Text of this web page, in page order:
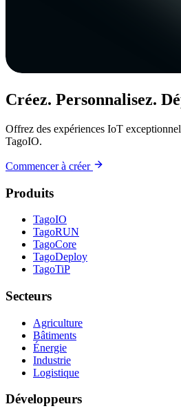
Créez. Personnalisez.
Offrez des expériences IoT
TagoIO.
Commencer à créer
Produits
TagoIO
TagoRUN
TagoCore
TagoDeploy
TagoTiP
Secteurs
Agriculture
Bâtiments
Énergie
Industrie
Logistique
Développeurs